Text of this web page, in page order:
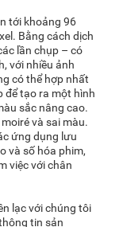
tới khoảng 96
Bằng cách dịch
lần chụp – có
với nhiều ảnh
có thể hợp nhất
để tạo ra một hình
sắc nâng cao.
và sai màu.
ứng dụng lưu
và số hóa phim,
việc với chân
lạc với chúng tôi
tin sản